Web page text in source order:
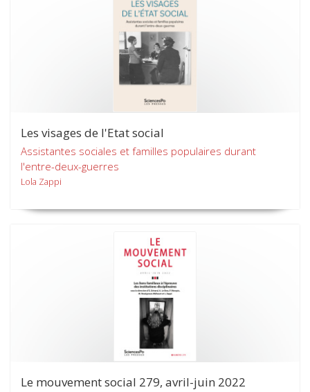
Les visages de l'Etat social
Assistantes sociales et familles populaires durant
l'entre-deux-guerres
Lola Zappi
Le mouvement social 279, avril-juin 2022